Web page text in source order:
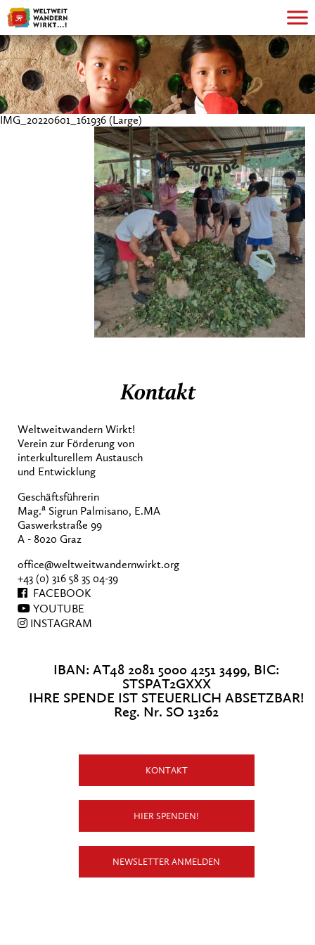
IMG_20220601_161936 (Large)
Kontakt
Weltweitwandern Wirkt!
Verein zur Förderung von
interkulturellem Austausch
und Entwicklung
Geschäftsführerin
Mag.a Sigrun Palmisano, E.MA
Gaswerkstraße 99
A - 8020 Graz
office@weltweitwandernwirkt.org
+43 (0) 316 58 35 04-39
FACEBOOK
YOUTUBE
INSTAGRAM
IBAN: AT48 2081 5000 4251 3499, BIC:
STSPAT2GXXX
IHRE SPENDE IST STEUERLICH ABSETZBAR!
Reg. Nr. SO 13262
KONTAKT
HIER SPENDEN!
NEWSLETTER ANMELDEN